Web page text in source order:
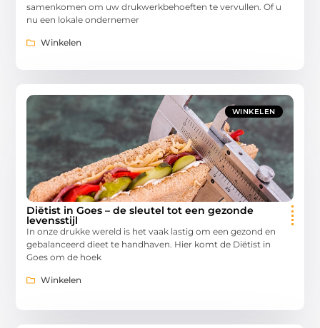
samenkomen om uw drukwerkbehoeften te vervullen. Of u
nu een lokale ondernemer
Winkelen
WINKELEN
Diëtist in Goes – de sleutel tot een gezonde
levensstijl
In onze drukke wereld is het vaak lastig om een gezond en
gebalanceerd dieet te handhaven. Hier komt de Diëtist in
Goes om de hoek
Winkelen